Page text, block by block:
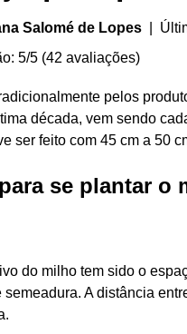
Salomé de Lopes |
5/5 (42 avaliações)
pelos
década, vem sendo
ser feito com 45 cm a 50
se plantar o
do milho tem sido o
semeadura. A distância